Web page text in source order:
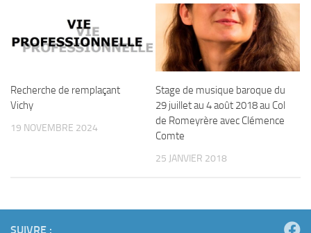
Recherche de remplaçant
Vichy
19 NOVEMBRE 2024
Stage de musique baroque du
29 juillet au 4 août 2018 au Col
de Romeyrère avec Clémence
Comte
25 JANVIER 2018
SUIVRE :